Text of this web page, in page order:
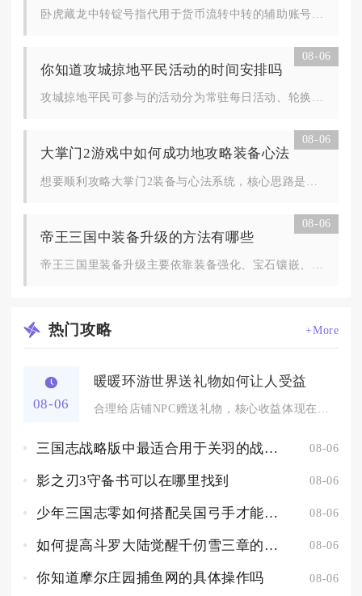
08-06
你知道攻城掠地平民活动的时间安排吗
08-06
大掌门2游戏中如何成功地攻略装备心法
08-06
帝王三国中装备升级的方法有哪些
热门攻略 +More
08-06
暖暖环游世界送礼物如何让人受益
三国志战略版中最适合用于关羽的战法有哪些 08-06
影之刃3守备书可以在哪里找到 08-06
少年三国志零如何搭配吴国弓手才能打造强大阵容 08-06
如何提高斗罗大陆觉醒千仞雪三章的通关效率 08-06
你知道摩尔庄园捕鱼网的具体操作吗 08-06